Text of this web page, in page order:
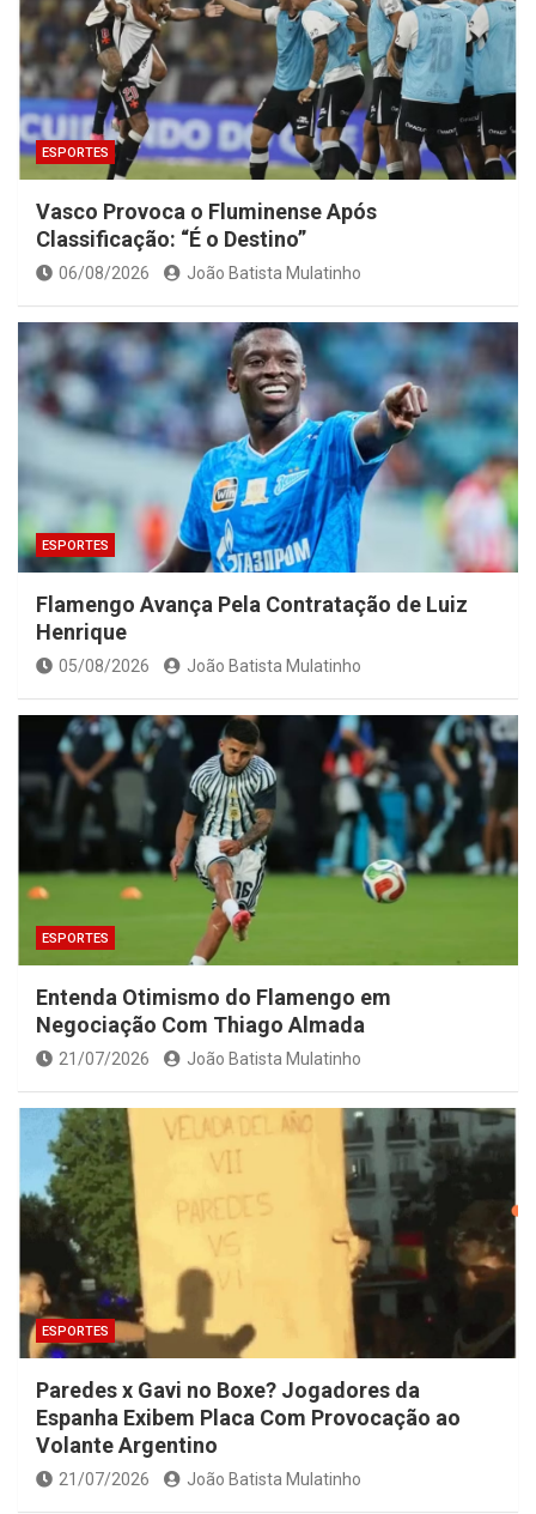
ESPORTES
Vasco Provoca o Fluminense Após
Classificação: “É o Destino”
06/08/2026 João Batista Mulatinho
ESPORTES
Flamengo Avança Pela Contratação de Luiz
Henrique
05/08/2026 João Batista Mulatinho
ESPORTES
Entenda Otimismo do Flamengo em
Negociação Com Thiago Almada
21/07/2026 João Batista Mulatinho
ESPORTES
Paredes x Gavi no Boxe? Jogadores da
Espanha Exibem Placa Com Provocação ao
Volante Argentino
21/07/2026 João Batista Mulatinho